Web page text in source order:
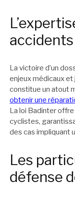
La victoire d’un
enjeux médicaux et
constitue un atout
obtenir une
La loi Badinter
cyclistes,
des cas impliquant
Les
défense